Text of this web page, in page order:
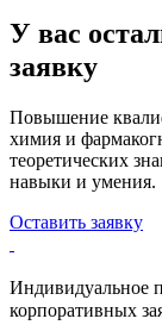
У вас
заявку
Повышение
химия и
теоретических
навыки и умения.
Оставить заявку
Индивидуальное
корпоративных